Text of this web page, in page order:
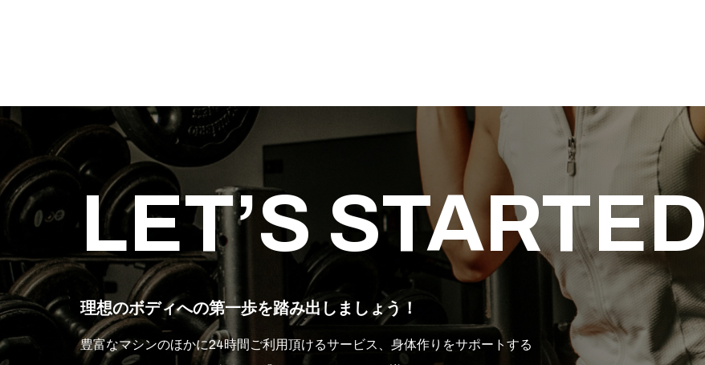
LET’S STARTED
理想のボディへの第一歩を踏み出しましょう！
豊富なマシンのほかに24時間ご利用頂けるサービス、身体作りをサポートする